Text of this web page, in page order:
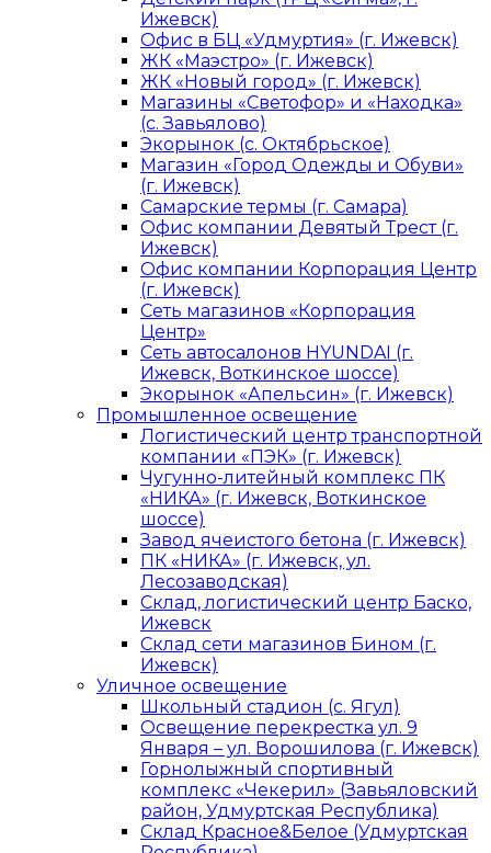
Ижевск)
Офис в БЦ «Удмуртия» (г. Ижевск)
ЖК «Маэстро» (г. Ижевск)
ЖК «Новый город» (г. Ижевск)
Магазины «Светофор» и «Находка»
(с. Завьялово)
Экорынок (с. Октябрьское)
Магазин «Город Одежды и Обуви»
(г. Ижевск)
Самарские термы (г. Самара)
Офис компании Девятый Трест (г.
Ижевск)
Офис компании Корпорация Центр
(г. Ижевск)
Сеть магазинов «Корпорация
Центр»
Сеть автосалонов HYUNDAI (г.
Ижевск, Воткинское шоссе)
Экорынок «Апельсин» (г. Ижевск)
Промышленное освещение
Логистический центр транспортной
компании «ПЭК» (г. Ижевск)
Чугунно-литейный комплекс ПК
«НИКА» (г. Ижевск, Воткинское
шоссе)
Завод ячеистого бетона (г. Ижевск)
ПК «НИКА» (г. Ижевск, ул.
Лесозаводская)
Склад, логистический центр Баско,
Ижевск
Склад сети магазинов Бином (г.
Ижевск)
Уличное освещение
Школьный стадион (с. Ягул)
Освещение перекрестка ул. 9
Января – ул. Ворошилова (г. Ижевск)
Горнолыжный спортивный
комплекс «Чекерил» (Завьяловский
район, Удмуртская Республика)
Склад Красное&Белое (Удмуртская